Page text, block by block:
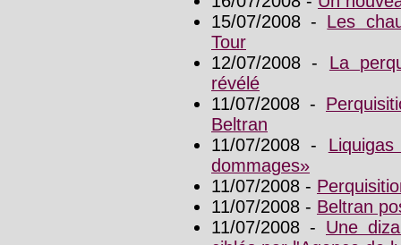
15/07/2008 - Les
Tour
12/07/2008 - La
révélé
11/07/2008 -
Beltran
11/07/2008 -
dommages»
11/07/2008 -
11/07/2008 - Beltran
11/07/2008 - Une